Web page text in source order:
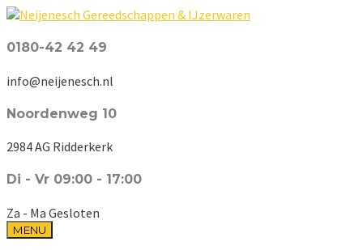
0180-42 42 49
info@neijenesch.nl
Noordenweg 10
2984 AG Ridderkerk
Di - Vr 09:00 - 17:00
Za - Ma Gesloten
MENU